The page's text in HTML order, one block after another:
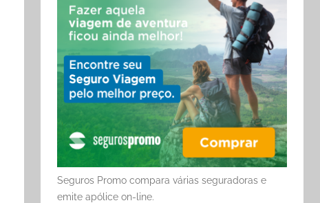
Seguros Promo compara várias seguradoras e
emite apólice on-line.